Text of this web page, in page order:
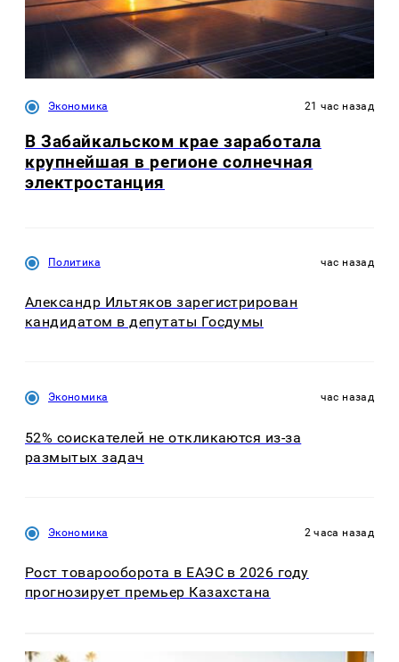
Экономика 21 час назад
В Забайкальском крае заработала
крупнейшая в регионе солнечная
электростанция
Политика час назад
Александр Ильтяков зарегистрирован
кандидатом в депутаты Госдумы
Экономика час назад
52% соискателей не откликаются из-за
размытых задач
Экономика 2 часа назад
Рост товарооборота в ЕАЭС в 2026 году
прогнозирует премьер Казахстана